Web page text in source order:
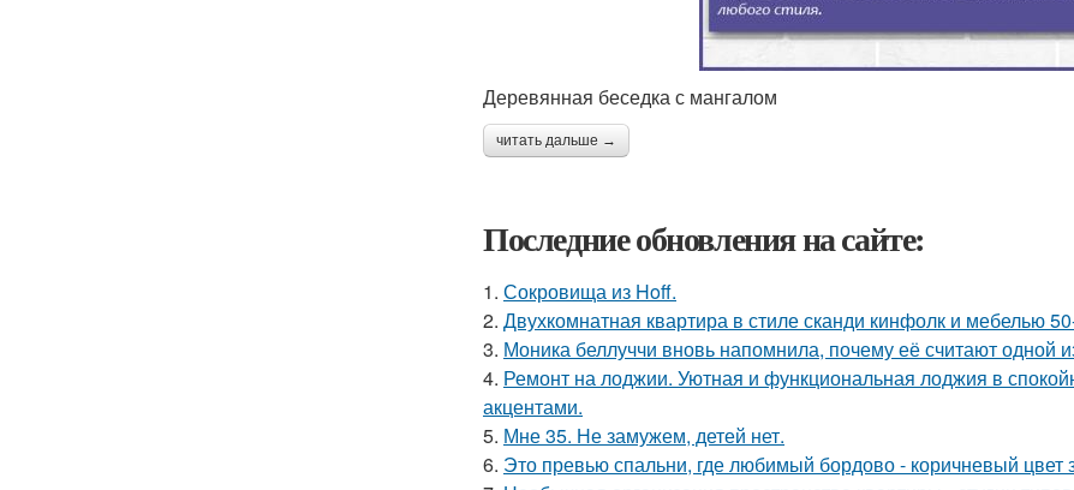
Деревянная беседка с мангалом
читать дальше →
Последние обновления на сайте:
1. Сокровища из Hoff.
2. Двухкомнатная квартира в стиле сканди кинфолк и мебелью
3. Моника беллуччи вновь напомнила, почему её считают
4. Ремонт на лоджии. Уютная и функциональная лоджия в
акцентами.
5. Мне 35. Не замужем, детей нет.
6. Это превью спальни, где любимый бордово - коричневый цвет